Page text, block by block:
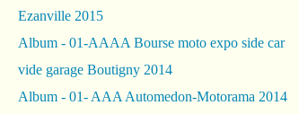
Ezanville 2015
Album - 01-AAAA Bourse moto expo side car
vide garage Boutigny 2014
Album - 01- AAA Automedon-Motorama 2014